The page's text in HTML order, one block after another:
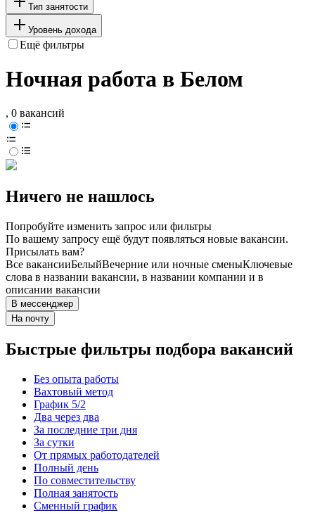
Тип занятости
Уровень дохода
Ещё фильтры
Ночная работа в Белом
, 0 вакансий
Ничего не нашлось
Попробуйте изменить запрос или фильтры
По вашему запросу ещё будут появляться новые вакансии.
Присылать вам?
Все вакансииБелыйВечерние или ночные сменыКлючевые
слова в названии вакансии, в названии компании и в
описании вакансии
В мессенджер
На почту
Быстрые фильтры подбора вакансий
Без опыта работы
Вахтовый метод
График 5/2
Два через два
За последние три дня
За сутки
От прямых работодателей
Полный день
По совместительству
Полная занятость
Сменный график